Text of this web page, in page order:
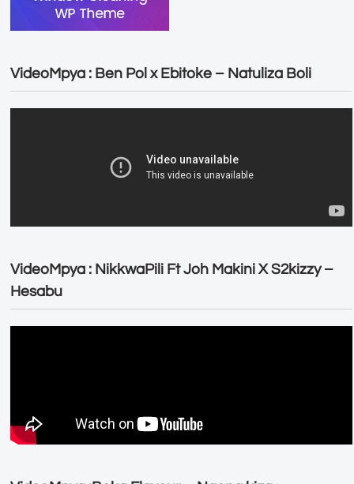
VideoMpya : Ben Pol x Ebitoke – Natuliza Boli
VideoMpya : NikkwaPili Ft Joh Makini X S2kizzy –
Hesabu